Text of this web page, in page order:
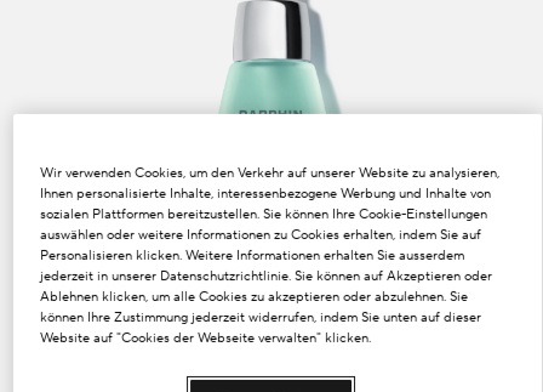
Dunkle Flecken und ungleichmäßiger Hautton
Verlust von Volumen
Tint Terne
Wir verwenden Cookies, um den Verkehr auf unserer Website zu analysieren,
Ihnen personalisierte Inhalte, interessenbezogene Werbung und Inhalte von
sozialen Plattformen bereitzustellen. Sie können Ihre Cookie-Einstellungen
auswählen oder weitere Informationen zu Cookies erhalten, indem Sie auf
Personalisieren klicken. Weitere Informationen erhalten Sie ausserdem
jederzeit in unserer Datenschutzrichtlinie. Sie können auf Akzeptieren oder
Ablehnen klicken, um alle Cookies zu akzeptieren oder abzulehnen. Sie
können Ihre Zustimmung jederzeit widerrufen, indem Sie unten auf dieser
Website auf "Cookies der Webseite verwalten" klicken.